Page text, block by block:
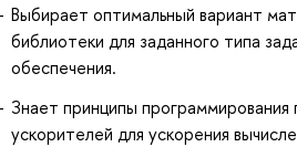
Выбирает оптимальный вариант
библиотеки для заданного типа
обеспечения.
Знает принципы программирования
ускорителей для ускорения